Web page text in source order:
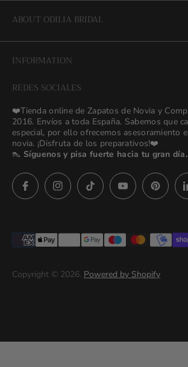
REDES SOCIALES
❤️Tienda online de Zapatos de Novia y
2016. Envíos a toda España. Sabemos que
especial, por ello ofrecemos asesoramiento
novia. ¡Disfruta de los preparativos!❤️
👠 Síguenos y pisa fuerte hacia tu gran día.
ABOUT ODILIA BRIDAL
Search
contact us
Asesoras👰🏻24h 627 23 25 76
INFORMATION
⭐ Opiniones de Nuestras Novias 👰🏻
💒 Novias Reales 💍✨
🚚 Envío y Cambios
Política de Privacidad
Imágenes descargables
Politica de privacidad (prueba)
Copyright © 2026. Powered by Shopify